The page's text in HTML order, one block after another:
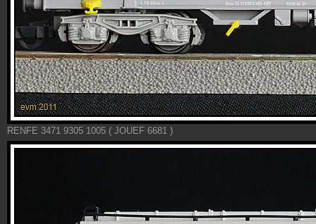
RENFE 3471 9305 1005 ( JOUEF 6681 )